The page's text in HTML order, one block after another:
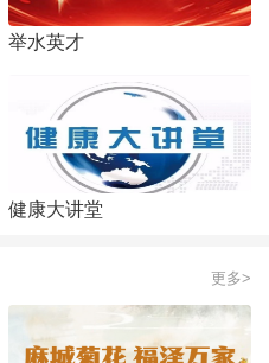
举水英才
健康大讲堂
更多>